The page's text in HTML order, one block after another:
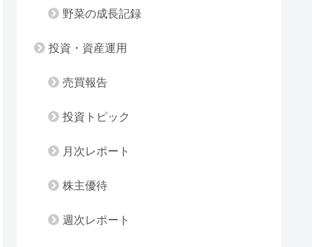
野菜の成長記録
投資・資産運用
売買報告
投資トピック
月次レポート
株主優待
週次レポート